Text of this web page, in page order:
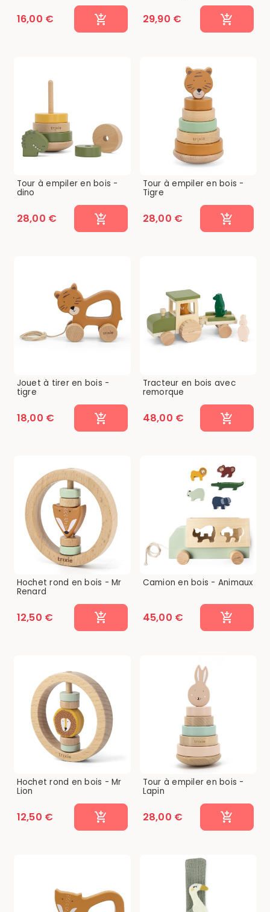
16,00 € 29,90 €
Tour à empiler en bois -
dino
28,00 €
Tour à empiler en bois -
Tigre
28,00 €
Jouet à tirer en bois -
tigre
18,00 €
Tracteur en bois avec
remorque
48,00 €
Hochet rond en bois - Mr
Renard
12,50 €
Camion en bois - Animaux
45,00 €
Hochet rond en bois - Mr
Lion
12,50 €
Tour à empiler en bois -
Lapin
28,00 €